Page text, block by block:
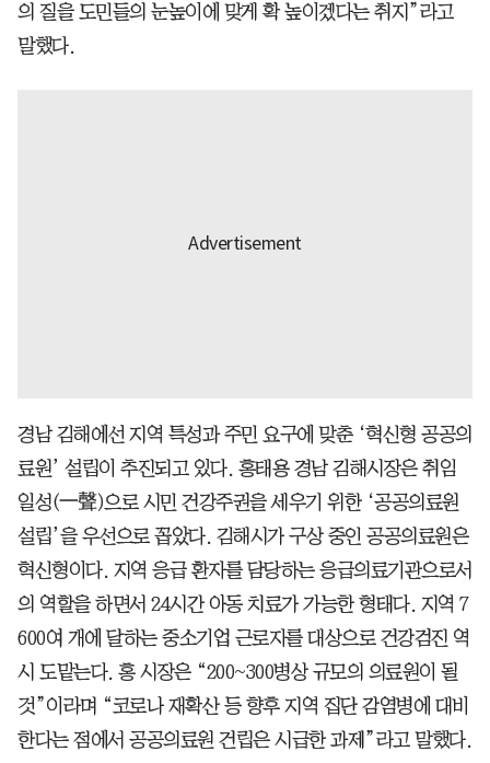
의 질을 도민들의 눈높이에 맞게 확 높이겠다는 취지”라고
말했다.
경남 김해에선 지역 특성과 주민 요구에 맞춘 ‘혁신형 공공의
료원’ 설립이 추진되고 있다. 홍태용 경남 김해시장은 취임
일성(一聲)으로 시민 건강주권을 세우기 위한 ‘공공의료원
설립’을 우선으로 꼽았다. 김해시가 구상 중인 공공의료원은
혁신형이다. 지역 응급 환자를 담당하는 응급의료기관으로서
의 역할을 하면서 24시간 아동 치료가 가능한 형태다. 지역 7
600여 개에 달하는 중소기업 근로자를 대상으로 건강검진 역
시 도맡는다. 홍 시장은 “200~300병상 규모의 의료원이 될
것”이라며 “코로나 재확산 등 향후 지역 집단 감염병에 대비
한다는 점에서 공공의료원 건립은 시급한 과제”라고 말했다.